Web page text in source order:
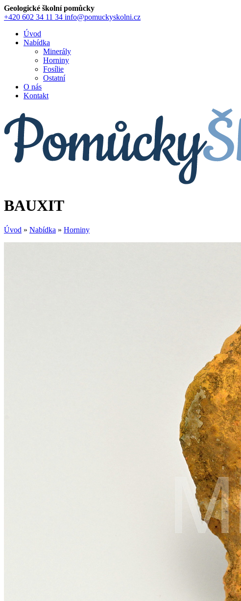
Geologické školní pomůcky
+420 602 34 11 34 info@pomuckyskolni.cz
Úvod
Nabídka
Minerály
Horniny
Fosílie
Ostatní
O nás
Kontakt
BAUXIT
Úvod » Nabídka » Horniny